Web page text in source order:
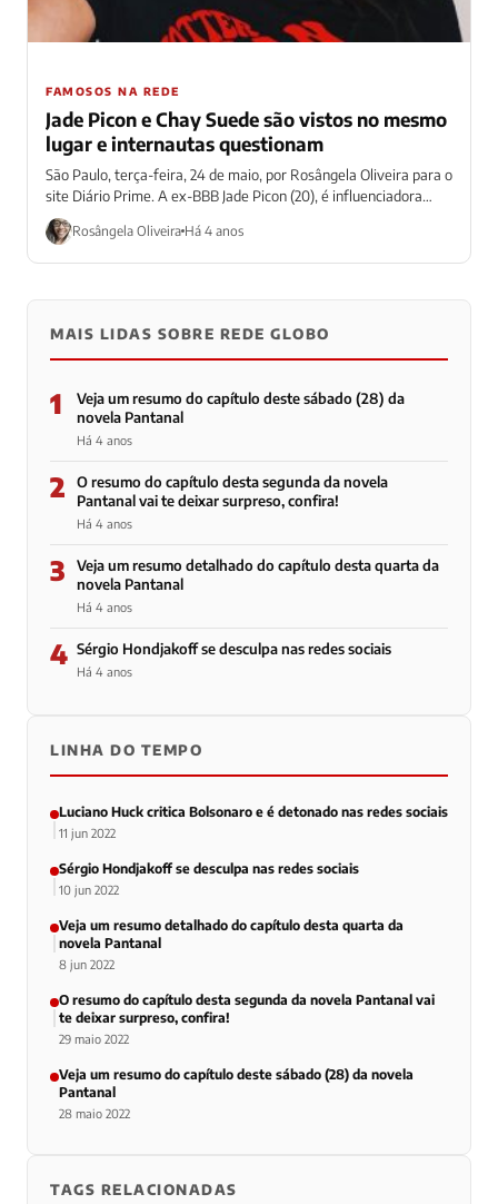
FAMOSOS NA REDE
Jade Picon e Chay Suede são vistos no mesmo
lugar e internautas questionam
São Paulo, terça-feira, 24 de maio, por Rosângela Oliveira para o
site Diário Prime. A ex-BBB Jade Picon (20), é influenciadora
digital...
Rosângela Oliveira Há 4 anos
MAIS LIDAS SOBRE REDE GLOBO
1
Veja um resumo do capítulo deste sábado (28) da
novela Pantanal
Há 4 anos
2
O resumo do capítulo desta segunda da novela
Pantanal vai te deixar surpreso, confira!
Há 4 anos
3
Veja um resumo detalhado do capítulo desta quarta da
novela Pantanal
Há 4 anos
4 Sérgio Hondjakoff se desculpa nas redes sociais
Há 4 anos
LINHA DO TEMPO
Luciano Huck critica Bolsonaro e é detonado nas redes sociais
11 jun 2022
Sérgio Hondjakoff se desculpa nas redes sociais
10 jun 2022
Veja um resumo detalhado do capítulo desta quarta da
novela Pantanal
8 jun 2022
O resumo do capítulo desta segunda da novela Pantanal vai
te deixar surpreso, confira!
29 maio 2022
Veja um resumo do capítulo deste sábado (28) da novela
Pantanal
28 maio 2022
TAGS RELACIONADAS